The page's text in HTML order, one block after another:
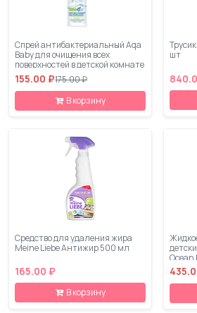
Спрей антибактериальный Aqa
Baby для очищения всех
поверхностей в детской комнате
300 мл
155.00 ₽175.00 ₽
В корзину
шт
Средство для удаления жира
Meine Liebe Антижир 500 мл
165.00 ₽
В корзину
Ocean
1500